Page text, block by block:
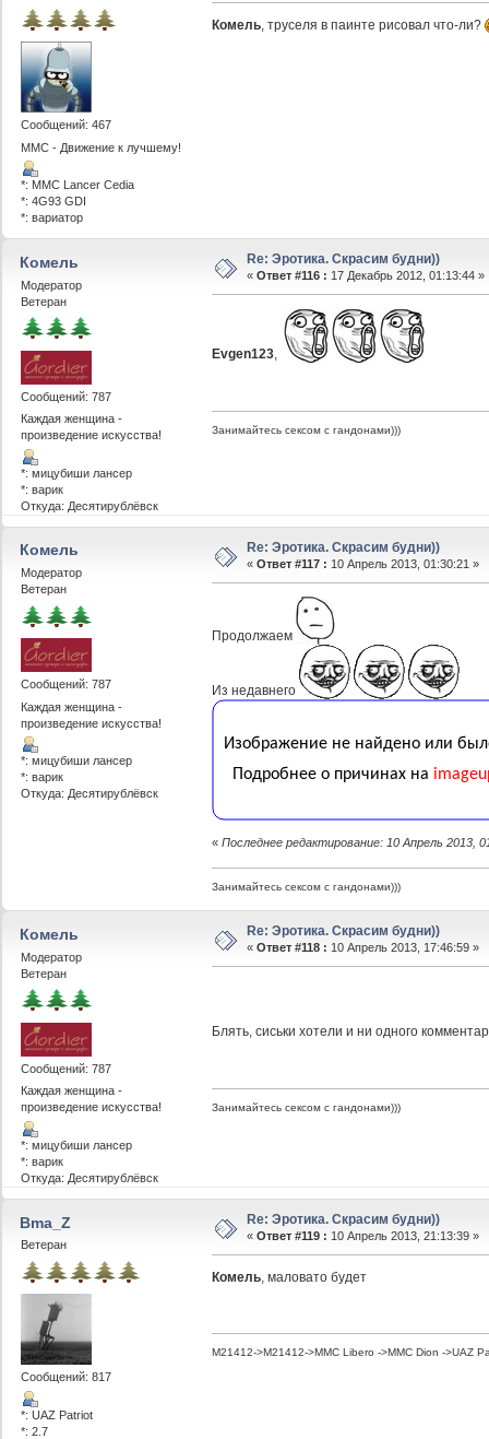
Сообщений: 467
ММС - Движение к лучшему!
*: MMC Lancer Cedia
*: 4G93 GDI
*: вариатор
Комель, труселя в паинте рисовал что-ли?
Комель
Модератор
Ветеран
Сообщений: 787
Каждая женщина -
произведение искусства!
*: мицубиши лансер
*: варик
Откуда: Десятирублёвск
Re: Эротика. Скрасим будни))
« Ответ #116 : 17 Декабрь 2012, 01:13:44 »
Evgen123,
Занимайтесь сексом с гандонами)))
Комель
Модератор
Ветеран
Сообщений: 787
Каждая женщина -
произведение искусства!
*: мицубиши лансер
*: варик
Откуда: Десятирублёвск
Re: Эротика. Скрасим будни))
« Ответ #117 : 10 Апрель 2013, 01:30:21 »
Продолжаем
Из недавнего
« Последнее редактирование: 10 Апрель 2013,
Занимайтесь сексом с гандонами)))
Комель
Модератор
Ветеран
Сообщений: 787
Каждая женщина -
произведение искусства!
*: мицубиши лансер
*: варик
Откуда: Десятирублёвск
Re: Эротика. Скрасим будни))
« Ответ #118 : 10 Апрель 2013, 17:46:59 »
Блять, сиськи хотели и ни одного
Занимайтесь сексом с гандонами)))
Bma_Z
Ветеран
Сообщений: 817
*: UAZ Patriot
*: 2.7
Re: Эротика. Скрасим будни))
« Ответ #119 : 10 Апрель 2013, 21:13:39 »
Комель, маловато будет
M21412->M21412->MMC Libero ->MMC Dion ->UAZ